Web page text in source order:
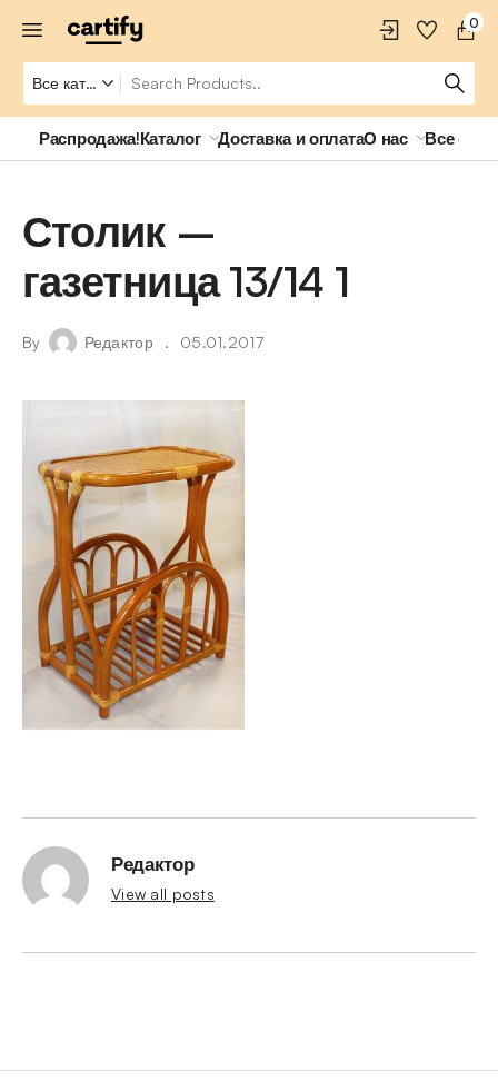
0
Распродажа!Каталог Доставка и оплатаО нас Все о
Столик –
газетница 13/14 1
By Редактор 05.01.2017
Редактор
View all posts